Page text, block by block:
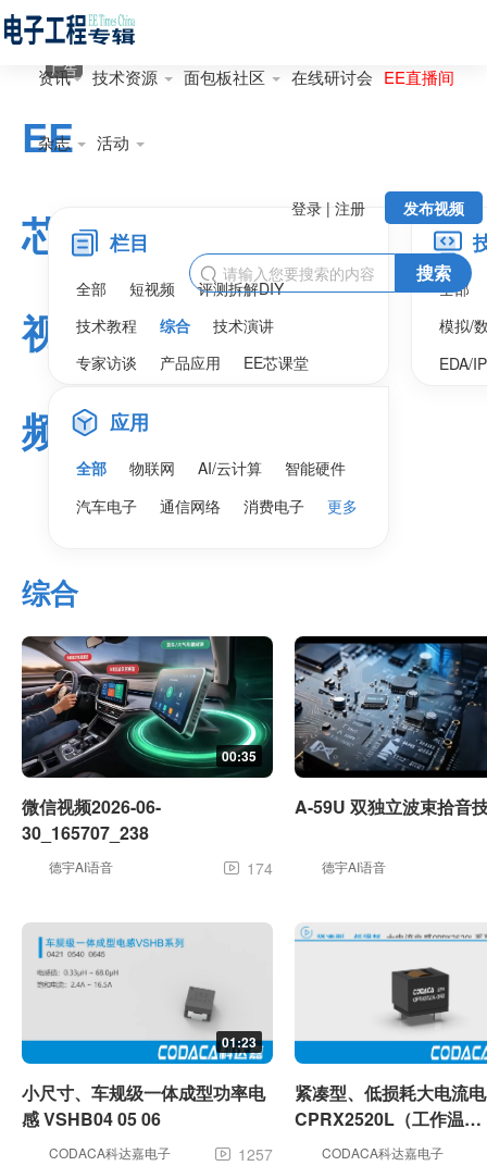
资讯 技术资源 面包板社区 在线研讨会 EE直播间
杂志 活动
发布视频
登录 | 注册
 搜索
EE
芯
视
频
广告
栏目
全部 短视频
评测拆解DIY
技术教程
综合
技术演讲
专家访谈
产品应用 EE芯课堂
全部
模拟/
EDA/
应用
全部 物联网 AI/云计算
智能硬件
汽车电子
通信网络 消费电子 更多
综合
00:35
微信视频2026-06-
30_165707_238
德宇AI语音  174
A-59U 双独立波束拾音
德宇AI语音
01:23
小尺寸、车规级一体成型功率电
感 VSHB04 05 06
CODACA科达嘉电子  1257
紧凑型、低损耗大电流
CPRX2520L（工作温
度-55℃~+150℃）
CODACA科达嘉电子